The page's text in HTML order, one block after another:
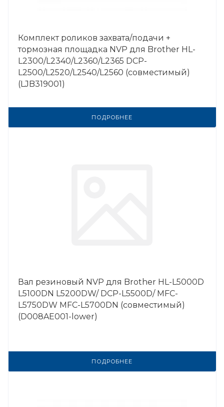
Комплект роликов захвата/подачи +
тормозная площадка NVP для Brother HL-
L2300/L2340/L2360/L2365 DCP-
L2500/L2520/L2540/L2560 (совместимый)
(LJB319001)
ПОДРОБНЕЕ
Вал резиновый NVP для Brother HL-L5000D
L5100DN L5200DW/ DCP-L5500D/ MFC-
L5750DW MFC-L5700DN (совместимый)
(D008AE001-lower)
ПОДРОБНЕЕ